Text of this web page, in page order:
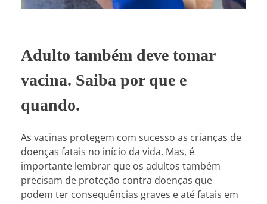
Adulto também deve tomar
vacina. Saiba por que e
quando.
As vacinas protegem com sucesso as crianças de
doenças fatais no início da vida. Mas, é
importante lembrar que os adultos também
precisam de proteção contra doenças que
podem ter consequências graves e até fatais em